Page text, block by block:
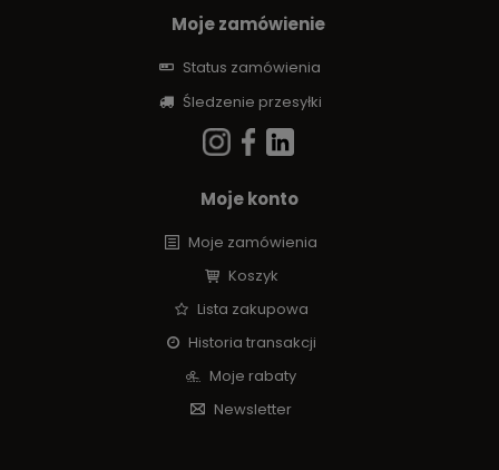
Moje zamówienie
Status zamówienia
Śledzenie przesyłki
Moje konto
Moje zamówienia
Koszyk
Lista zakupowa
Historia transakcji
Moje rabaty
Newsletter